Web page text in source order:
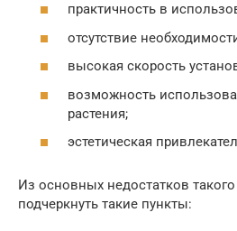
практичность в
отсутствие
высокая скорость
возможность
растения;
эстетическая
Из основных недостатков
подчеркнуть такие пункты: